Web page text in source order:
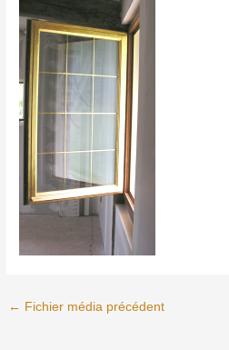
← Fichier média précédent